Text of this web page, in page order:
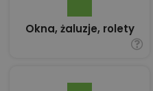
Okna, żaluzje, rolety